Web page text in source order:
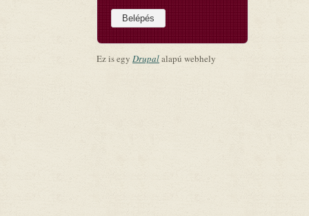
Ez is egy Drupalalapú webhely